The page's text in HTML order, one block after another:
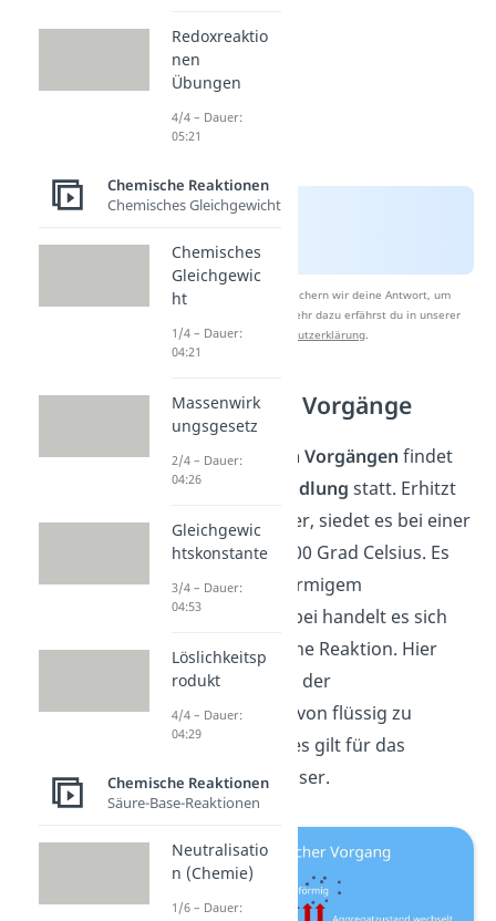
Nach Beantwortung speichern wir deine Antwort, um
Studyflix zu verbessern. Mehr dazu erfährst du in unserer
Datenschutzerklärung.
Physikalische Vorgänge
Beiphysikalischen Vorgängen findet
keineStoffumwandlung statt. Erhitzt
du flüssiges Wasser, siedet es bei einer
Temperatur von 100 Grad Celsius. Es
wird also zu gasförmigem
Wasserdampf. Dabei handelt es sich
um keine chemische Reaktion. Hier
verändert sich nur der
Aggregatzustand
von flüssig zu
gasförmig. Gleiches gilt für das
Gefrieren von Wasser.
Redoxreaktio
nen
Übungen
4/4 – Dauer:
05:21
Chemische Reaktionen
Chemisches Gleichgewicht
Chemisches
Gleichgewic
ht
1/4 – Dauer:
04:21
Massenwirk
ungsgesetz
2/4 – Dauer:
04:26
Gleichgewic
htskonstante
3/4 – Dauer:
04:53
Löslichkeitsp
rodukt
4/4 – Dauer:
04:29
Chemische Reaktionen
Säure-Base-Reaktionen
Neutralisatio
n (Chemie)
1/6 – Dauer: